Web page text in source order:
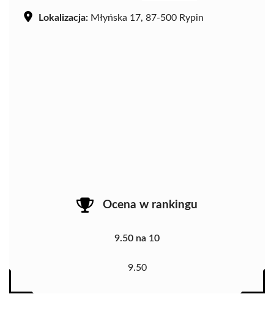
Lokalizacja: Młyńska 17, 87-500 Rypin
Ocena w rankingu
9.50 na 10
9.50